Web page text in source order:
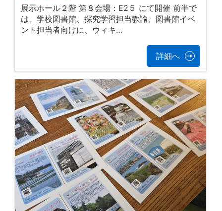
展示ホール２階 第８会場：E2５ にて開催 前半で
は、学校図書館、探究学習担当教諭、図書館イベ
ント担当者向けに、ウィキ…
詳細へ